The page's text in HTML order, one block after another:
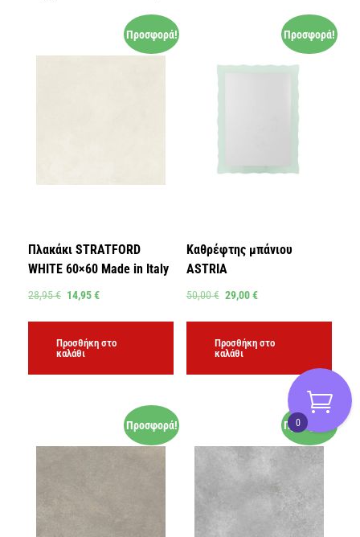
Προσφορά!
Πλακάκι STRATFORD
WHITE 60×60 Made in Italy
28,95€ 14,95€
Προσθήκη στο
καλάθι
Προσφορά!
Καθρέφτης μπάνιου
ASTRIA
50,00€ 29,00€
Προσθήκη στο
καλάθι
Προσφορά! Προσφορά!
0